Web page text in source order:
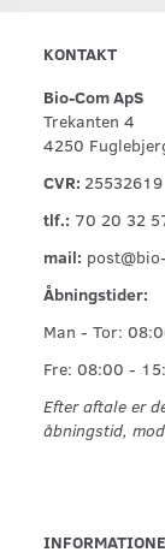
KONTAKT
Bio-Com ApS
Trekanten 4
4250
CVR: 25532619
tlf.: 70 20 32
mail:
Åbningstider:
Man - Tor:
Fre: 08:00 -
Efter aftale er
åbningstid,